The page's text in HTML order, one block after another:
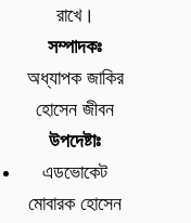
রাখে।
সম্পাদকঃ
অধ্যাপক জাকির
হোসেন জীবন
উপদেষ্টাঃ
এডভোকেট
মোবারক হোসেন